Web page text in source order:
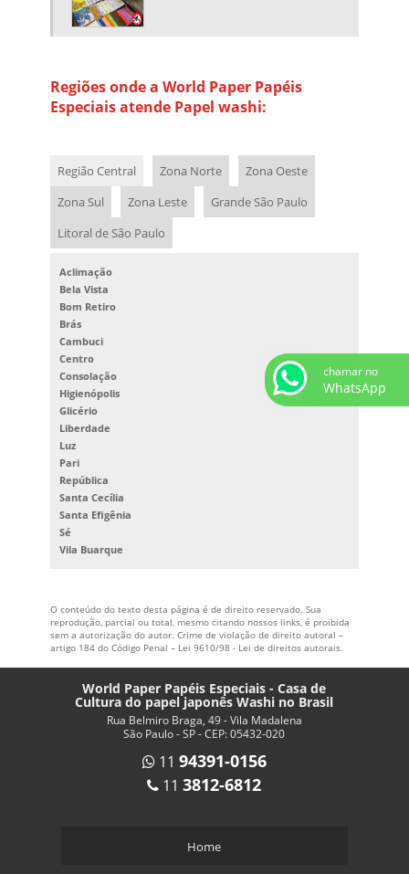
PAPEL PARA RESTAURAÇÃO DE LIVROS
PAPEL WASHI ONDE COMPRAR
Regiões onde a World Paper Papéis
Especiais atende Papel washi:
Região Central Zona Norte
Zona Oeste
Zona Sul
Zona Leste
Grande São Paulo
Litoral de São Paulo
Aclimação
Bela Vista
Bom Retiro
Brás
Cambuci
Centro
Consolação
Higienópolis
Glicério
Liberdade
Luz
Pari
República
Santa Cecília
Santa Efigênia
Sé
Vila Buarque
O conteúdo do texto desta página é de direito reservado. Sua
reprodução, parcial ou total, mesmo citando nossos links, é proibida
sem a autorização do autor. Crime de violação de direito autoral –
artigo 184 do Código Penal – Lei 9610/98 - Lei de direitos autorais.
World Paper Papéis Especiais - Casa de
Cultura do papel japonês Washi no Brasil
Rua Belmiro Braga, 49 - Vila Madalena
São Paulo - SP - CEP: 05432-020
11 94391-0156
113812-6812
Home
chamar no
WhatsApp